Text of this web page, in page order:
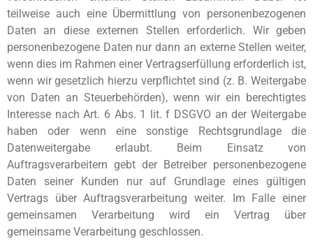
teilweise auch eine Übermittlung von personenbezogenen
Daten an diese externen Stellen erforderlich. Wir geben
personenbezogene Daten nur dann an externe Stellen weiter,
wenn dies im Rahmen einer Vertragserfüllung erforderlich ist,
wenn wir gesetzlich hierzu verpflichtet sind (z. B. Weitergabe
von Daten an Steuerbehörden), wenn wir ein berechtigtes
Interesse nach Art. 6 Abs. 1 lit. f DSGVO an der Weitergabe
haben oder wenn eine sonstige Rechtsgrundlage die
Datenweitergabe erlaubt. Beim Einsatz von
Auftragsverarbeitern gebt der Betreiber personenbezogene
Daten seiner Kunden nur auf Grundlage eines gültigen
Vertrags über Auftragsverarbeitung weiter. Im Falle einer
gemeinsamen Verarbeitung wird ein Vertrag über
gemeinsame Verarbeitung geschlossen.